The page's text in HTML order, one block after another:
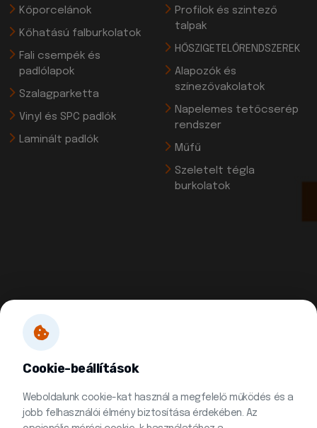
Kőporcelánok
Kőhatású falburkolatok
Fali csempék és
padlólapok
Szalagparketta
Vinyl és SPC padlók
Laminált padlók
Profilok és szintező
talpak
HŐSZIGETELŐRENDSZEREK
Alapozók és
színezővakolatok
Napelemes tetőcserép
rendszer
Műfű
Szeletelt tégla
burkolatok
Cookie-beállítások
Weboldalunk cookie-kat használ a megfelelő működés és a
jobb felhasználói élmény biztosítása érdekében. Az